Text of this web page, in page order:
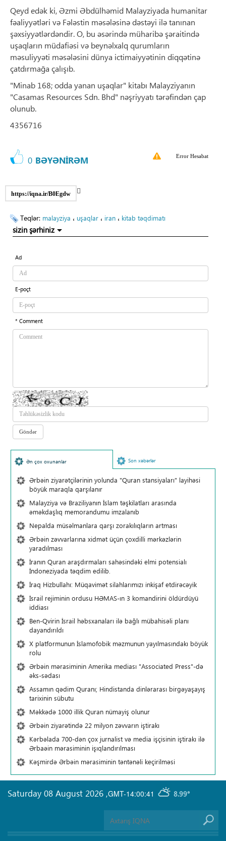
Qeyd edək ki, Əzmi Əbdülhəmid Malayziyada humanitar
fəaliyyətləri və Fələstin məsələsinə dəstəyi ilə tanınan
şəxsiyyətlərdəndir. O, bu əsərində müharibə şəraitində
uşaqların müdafiəsi və beynəlxalq qurumların
məsuliyyəti məsələsini dünya ictimaiyyətinin diqqətinə
çatdırmağa çalışıb.
"Minab 168; odda yanan uşaqlar" kitabı Malayziyanın
"Casamas Resources Sdn. Bhd" nəşriyyatı tərəfindən çap
olunub.
4356716
0 BƏYƏNİRƏM Error Hesabat
https://iqna.ir/B0Egdw
Teqlər: malayziya ، uşaqlar ، iran ، kitab təqdimatı
sizin şərhiniz
Ad
E-poçt
* Comment
Ən çox oxunanlar Son xəbərlər
Ərbəin ziyarətçilərinin yolunda "Quran stansiyaları" layihəsi
böyük maraqla qarşılanır
Malayziya və Braziliyanın İslam təşkilatları arasında
əməkdaşlıq memorandumu imzalanıb
Nepalda müsəlmanlara qarşı zorakılıqların artması
Ərbəin zəvvarlarına xidmət üçün çoxdilli mərkəzlərin
yaradılması
İranın Quran araşdırmaları sahəsindəki elmi potensialı
İndoneziyada təqdim edilib.
İraq Hizbullahı: Müqavimət silahlarımızı inkişaf etdirəcəyik
İsrail rejiminin ordusu HƏMAS-ın 3 komandirini öldürdüyü
iddiası
Ben-Qvirin İsrail həbsxanaları ilə bağlı mübahisəli planı
dayandırıldı
X platformunun İslamofobik məzmunun yayılmasındakı böyük
rolu
Ərbəin mərasiminin Amerika mediası "Associated Press"-də
əks-sədası
Assamın qədim Quranı; Hindistanda dinlərarası birgəyaşayış
tarixinin sübutu
Məkkədə 1000 illik Quran nümayiş olunur
Ərbəin ziyarətində 22 milyon zəvvarın iştirakı
Kərbəlada 700-dən çox jurnalist və media işçisinin iştirakı ilə
Ərbaəin mərasiminin işıqlandırılması
Kəşmirdə Ərbəin mərasiminin təntənəli keçirilməsi
GMT-14:00:41 8.99°
Saturday 08 August 2026 ,